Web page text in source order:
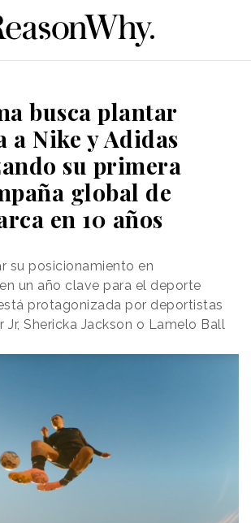
busca plantar
a Nike y Adidas
su primera
global de
en 10 años
su posicionamiento en
un año clave para el deporte
protagonizada por deportistas
Jr, Shericka Jackson o Lamelo Ball